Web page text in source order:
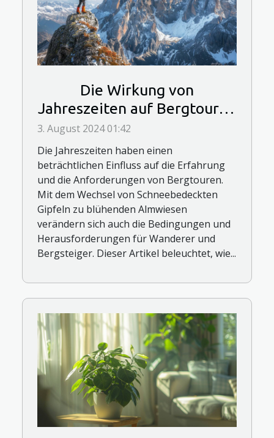
Die Wirkung von
Jahreszeiten auf Bergtouren
und ihre Planung
3. August 2024 01:42
Die Jahreszeiten haben einen
beträchtlichen Einfluss auf die Erfahrung
und die Anforderungen von Bergtouren.
Mit dem Wechsel von Schneebedeckten
Gipfeln zu blühenden Almwiesen
verändern sich auch die Bedingungen und
Herausforderungen für Wanderer und
Bergsteiger. Dieser Artikel beleuchtet, wie...